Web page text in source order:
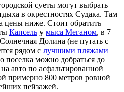
суеты могут выбрать
в окрестностях Судака. Там
цены ниже. Стоит обратить
Капсель у мыса Меганом, в 7
Долина (не путать с
рядом с лучшими пляжами
поселка можно добраться до
авто по асфальтированной
примерно 800 метров ровной
пейзажей.